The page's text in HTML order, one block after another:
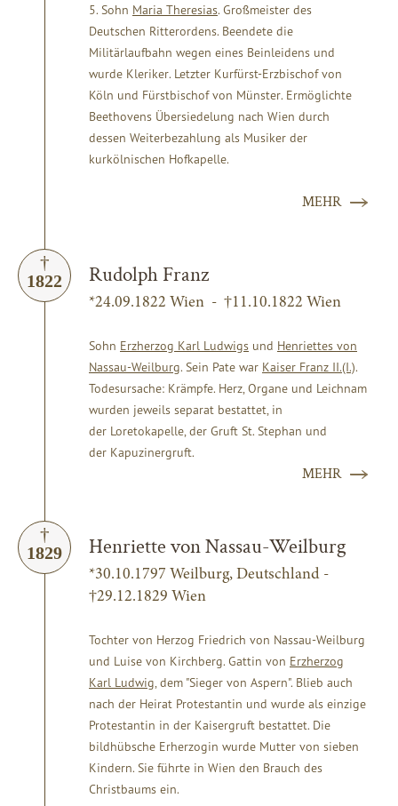
5. Sohn Maria Theresias. Großmeister des
Deutschen Ritterordens. Beendete die
Militärlaufbahn wegen eines Beinleidens und
wurde Kleriker. Letzter Kurfürst-Erzbischof von
Köln und Fürstbischof von Münster. Ermöglichte
Beethovens Übersiedelung nach Wien durch
dessen Weiterbezahlung als Musiker der
kurkölnischen Hofkapelle.
MEHR
1822 Rudolph Franz
*24.09.1822 Wien - †11.10.1822 Wien
Sohn Erzherzog Karl Ludwigs und Henriettes von
Nassau-Weilburg. Sein Pate war Kaiser Franz II.(I.).
Todesursache: Krämpfe. Herz, Organe und Leichnam
wurden jeweils separat bestattet, in
der Loretokapelle, der Gruft St. Stephan und
der Kapuzinergruft.
MEHR
1829 Henriette von Nassau-Weilburg
*30.10.1797 Weilburg, Deutschland -
†29.12.1829 Wien
Tochter von Herzog Friedrich von Nassau-Weilburg
und Luise von Kirchberg. Gattin von Erzherzog
Karl Ludwig , dem "Sieger von Aspern". Blieb auch
nach der Heirat Protestantin und wurde als einzige
Protestantin in der Kaisergruft bestattet. Die
bildhübsche Erherzogin wurde Mutter von sieben
Kindern. Sie führte in Wien den Brauch des
Christbaums ein.